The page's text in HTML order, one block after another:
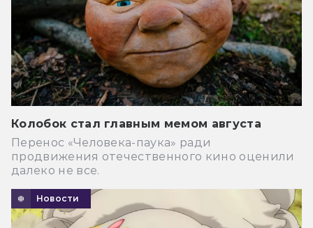
Колобок стал главным мемом августа
Перенос «Человека-паука» ради
продвижения отечественного кино оценили
далеко не все.
Новости